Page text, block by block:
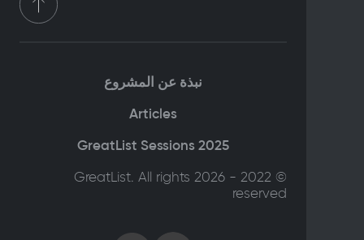
© 2022 - 2026 GreatList. All rights
reserved
نبذة عن المشروع
Articles
GreatList Sessions 2025